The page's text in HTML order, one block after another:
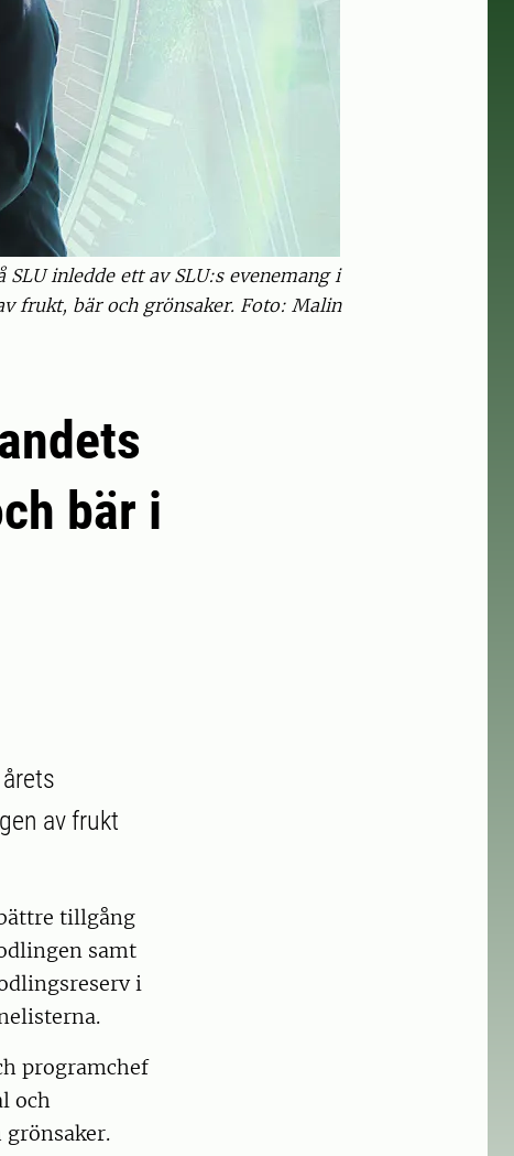
inledde ett av SLU:s evenemang i
frukt, bär och grönsaker. Foto: Malin
bär i
av frukt
tillgång
samt
i
programchef
och